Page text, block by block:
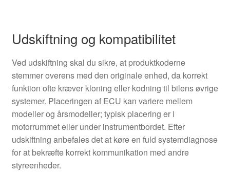
Udskiftning og kompatibilitet
Ved udskiftning skal du sikre, at produktkoderne
stemmer overens med den originale enhed, da korrekt
funktion ofte kræver kloning eller kodning til bilens øvrige
systemer. Placeringen af ECU kan variere mellem
modeller og årsmodeller; typisk placering er i
motorrummet eller under instrumentbordet. Efter
udskiftning anbefales det at køre en fuld systemdiagnose
for at bekræfte korrekt kommunikation med andre
styreenheder.